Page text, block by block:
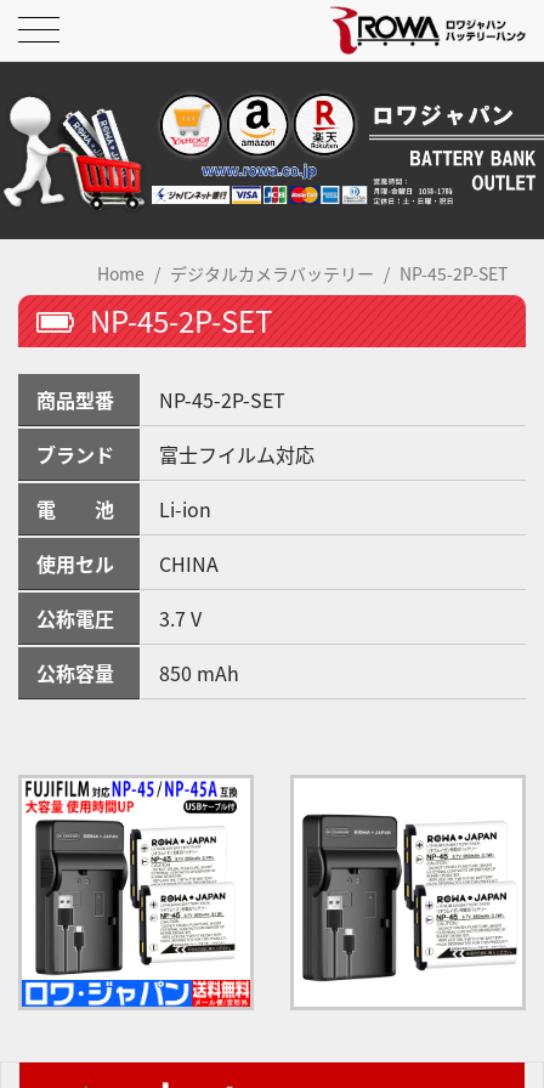
Home デジタルカメラバッテリー NP-45-2P-SET
NP-45-2P-SET
商品型番
NP-45-2P-SET
ブランド
富士フイルム対応
電 池
Li-ion
使用セル
CHINA
公称電圧
3.7 V
公称容量
850 mAh